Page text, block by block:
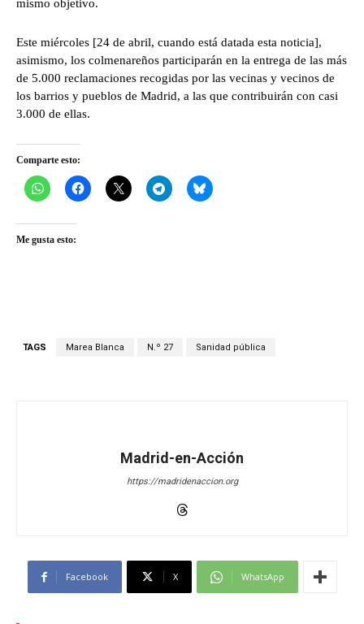
mismo objetivo.
Este miércoles [24 de abril, cuando está datada esta noticia],
asimismo, los colmenareños participarán en la entrega de las más
de 5.000 reclamaciones recogidas por las vecinas y vecinos de
los barrios y pueblos de Madrid, a las que contribuirán con casi
3.000 de ellas.
Comparte esto:
Me gusta esto:
TAGS Marea Blanca N.º 27 Sanidad pública
Madrid-en-Acción
https://madridenaccion.org
Facebook X WhatsApp